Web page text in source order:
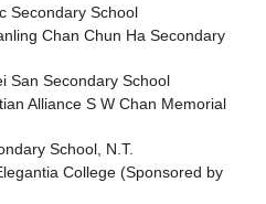
Secondary School
Chan Chun Ha Secondary
San Secondary School
Alliance S W Chan Memorial
School, N.T.
College (Sponsored by